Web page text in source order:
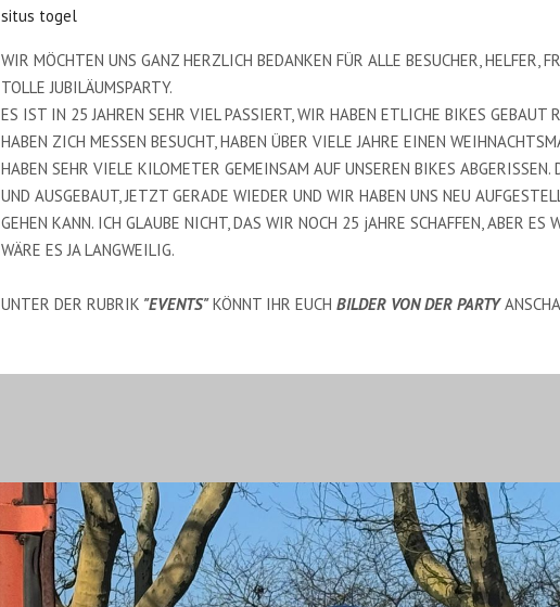
situs togel
WIR MÖCHTEN UNS GANZ HERZLICH BEDANKEN FÜR ALLE BESUCHER, HELFER,
TOLLE JUBILÄUMSPARTY.
ES IST IN 25 JAHREN SEHR VIEL PASSIERT, WIR HABEN ETLICHE BIKES GEBAUT
HABEN ZICH MESSEN BESUCHT, HABEN ÜBER VIELE JAHRE EINEN
HABEN SEHR VIELE KILOMETER GEMEINSAM AUF UNSEREN BIKES
UND AUSGEBAUT, JETZT GERADE WIEDER UND WIR HABEN UNS NEU
GEHEN KANN. ICH GLAUBE NICHT, DAS WIR NOCH 25 jAHRE SCHAFFEN, ABER ES
WÄRE ES JA LANGWEILIG.
UNTER DER RUBRIK "EVENTS"KÖNNT IHR EUCH BILDER VON DER PARTY